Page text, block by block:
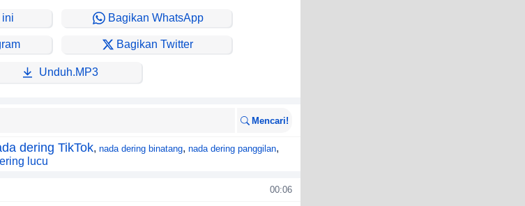
ini Bagikan WhatsApp
Bagikan Twitter
Unduh.MP3
Mencari!
dering TikTok, nada dering binatang, nada dering panggilan,
lucu
00:06